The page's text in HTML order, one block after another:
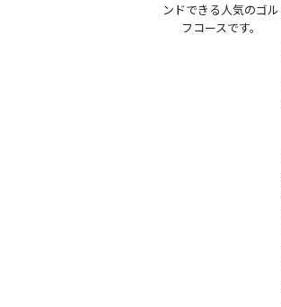
ンドできる人気のゴル
フコースです。